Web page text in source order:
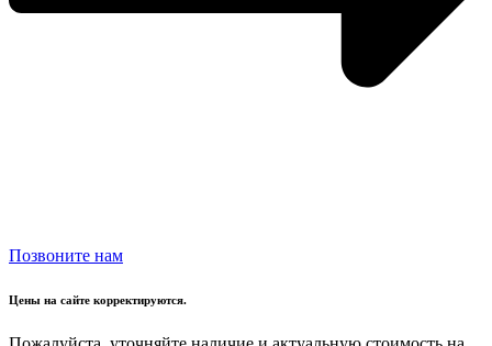
Позвоните нам
Цены на сайте корректируются.